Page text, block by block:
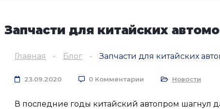
Запчасти для китайских
Главная Блог Запчасти для китайских
23.09.2020 0 Комментарии Новости
В последние годы китайский автопром шагнул